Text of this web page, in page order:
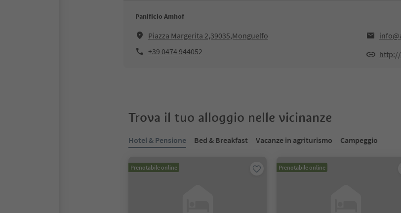
Panificio Amhof
Piazza Margerita 2,39035,Monguelfo
+39 0474 944052
Trova il tuo alloggio nelle vicinanze
Hotel & Pensione Bed & Breakfast Vacanze in agriturismo Campeggio
Prenotabile online Prenotabile online